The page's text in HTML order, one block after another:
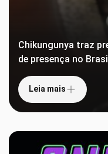
Chikungunya traz
de presença no
Leia mais